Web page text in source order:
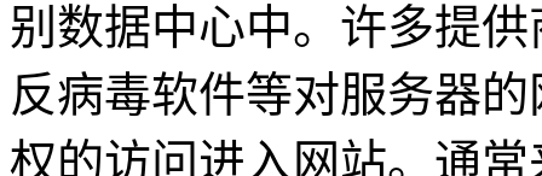
别数据中心中。许多提
反病毒软件等对服务器
权的访问进入网站。通